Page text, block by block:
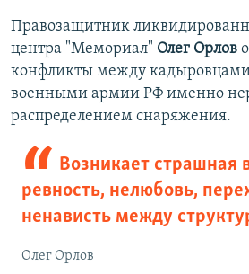
Правозащитник
центра "Мемориал" Олег Орлов
конфликты между
военными армии РФ именно
распределением снаряжения.
Возникает страшная
ревность, нелюбовь,
ненависть между
Олег Орлов